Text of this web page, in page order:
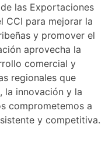
las Exportaciones
CCI para mejorar la
y promover el
aprovecha la
comercial y
regionales que
la innovación y la
comprometemos a
y competitiva.